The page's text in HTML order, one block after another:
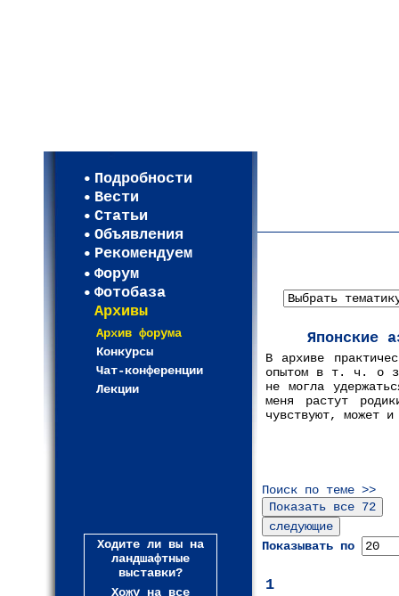
Подробности
Вести
Статьи
Объявления
Рекомендуем
Форум
Фотобаза
Архивы
Архив форума
Конкурсы
Чат-конференции
Лекции
Ходите ли вы на
ландшафтные
выставки?
Хожу на все
Японские
В архиве
опытом в т. ч. о
не могла
меня растут
чувствуют, может и
Поиск по теме >>
Показывать по
1